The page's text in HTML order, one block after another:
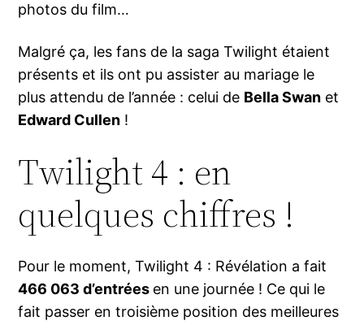
photos du film…
Malgré ça, les fans de la saga Twilight étaient
présents et ils ont pu assister au mariage le
plus attendu de l’année : celui de Bella Swan et
Edward Cullen !
Twilight 4 : en
quelques chiffres !
Pour le moment, Twilight 4 : Révélation a fait
466 063 d’entrées en une journée ! Ce qui le
fait passer en troisième position des meilleures